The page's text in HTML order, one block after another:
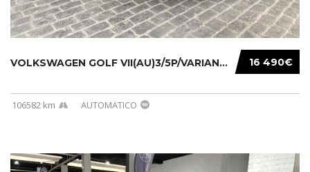
16 490€
VOLKSWAGEN GOLF VII(AU)3/5P/VARIANT(12-16 20...
106582 km AUTOMATICO